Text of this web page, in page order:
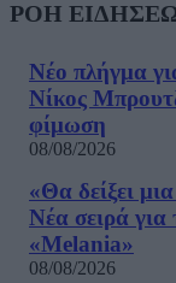
ΡΟΗ
Νέο πλήγμα
Νίκος
φίμωση
08/08/2026
«Θα δείξει
Νέα σειρά
«Melania»
08/08/2026